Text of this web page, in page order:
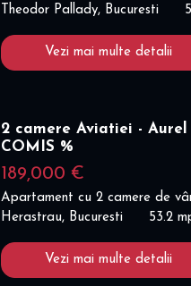
Theodor Pallady, Bucuresti
Vezi mai multe detalii
2 camere Aviatiei -
COMIS %
189,000 €
Apartament cu 2 camere de
Herastrau, Bucuresti
53.2
Vezi mai multe detalii